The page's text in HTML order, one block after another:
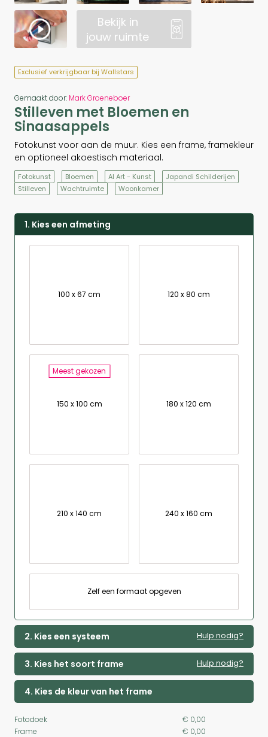
Bekijk in
jouw ruimte
Exclusief verkrijgbaar bij Wallstars
Gemaakt door: Mark Groeneboer
Stilleven met Bloemen en
Sinaasappels
Fotokunst voor aan de muur. Kies een frame, framekleur
en optioneel akoestisch materiaal.
Fotokunst Bloemen AI Art - Kunst
Japandi Schilderijen
Stilleven
Wachtruimte Woonkamer
1. Kies een afmeting
100 x 67 cm 120 x 80 cm
Meest gekozen
150 x 100 cm 180 x 120 cm
210 x 140 cm 240 x 160 cm
Zelf een formaat opgeven
2. Kies een systeem Hulp nodig?
3. Kies het soort frame Hulp nodig?
4. Kies de kleur van het frame
Fotodoek
€ 0,00
Frame
€ 0,00